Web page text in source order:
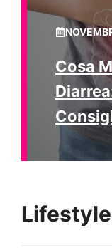
Cosa
Lifestyle